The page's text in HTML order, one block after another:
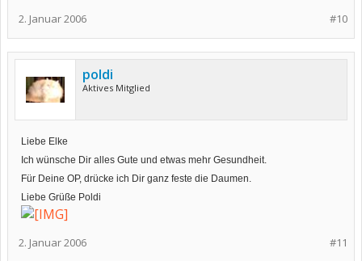
#10
2. Januar 2006
poldi
Aktives Mitglied
Liebe Elke
Ich wünsche Dir alles Gute und etwas mehr Gesundheit.
Für Deine OP, drücke ich Dir ganz feste die Daumen.
Liebe Grüße Poldi
#11
2. Januar 2006